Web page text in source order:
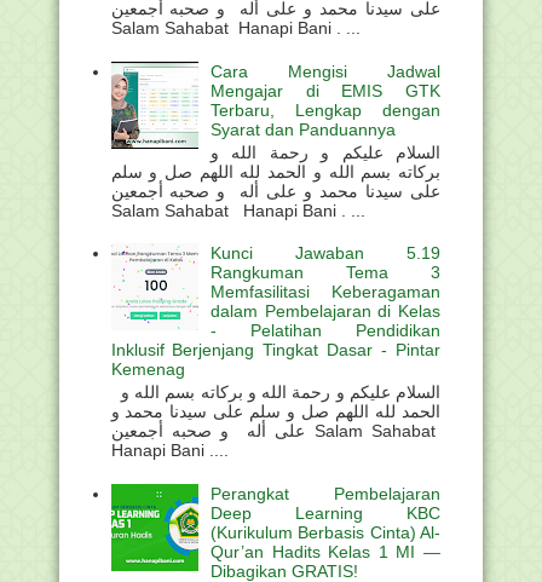
على سيدنا محمد و على أله و صحبه أجمعين
Salam Sahabat Hanapi Bani . ...
Cara Mengisi Jadwal
Mengajar di EMIS GTK
Terbaru, Lengkap dengan
Syarat dan Panduannya
السلام عليكم و رحمة الله و
بركاته بسم الله و الحمد لله اللهم صل و سلم
على سيدنا محمد و على أله و صحبه أجمعين
Salam Sahabat Hanapi Bani . ...
Kunci Jawaban 5.19
Rangkuman Tema 3
Memfasilitasi Keberagaman
dalam Pembelajaran di Kelas
- Pelatihan Pendidikan
Inklusif Berjenjang Tingkat Dasar - Pintar
Kemenag
الحمد لله اللهم صل و سلم على سيدنا محمد و
على أله و صحبه أجمعين Salam Sahabat
Hanapi Bani ....
Perangkat Pembelajaran
Deep Learning KBC
(Kurikulum Berbasis Cinta) Al-
Qur’an Hadits Kelas 1 MI —
Dibagikan GRATIS!